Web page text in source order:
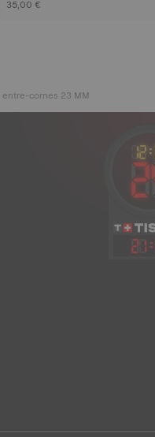
35,00 €
cornes 23 MM
21: